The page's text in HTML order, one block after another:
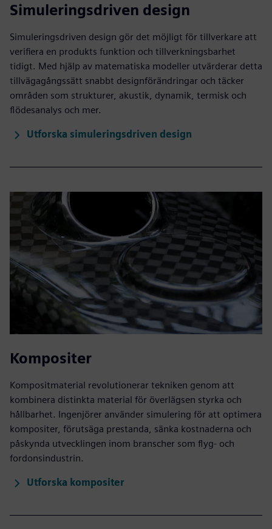
Simuleringsdriven design
Simuleringsdriven design gör det möjligt för tillverkare att
verifiera en produkts funktion och tillverkningsbarhet
tidigt. Med hjälp av matematiska modeller utvärderar detta
tillvägagångssätt snabbt designförändringar och täcker
områden som strukturer, akustik, dynamik, termisk och
flödesanalys och mer.
Utforska simuleringsdriven design
Kompositer
Kompositmaterial revolutionerar tekniken genom att
kombinera distinkta material för överlägsen styrka och
hållbarhet. Ingenjörer använder simulering för att optimera
kompositer, förutsäga prestanda, sänka kostnaderna och
påskynda utvecklingen inom branscher som flyg- och
fordonsindustrin.
Utforska kompositer